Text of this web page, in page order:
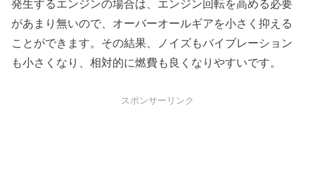
発生するエンジンの場合は、エンジン回転を高める必要
があまり無いので、オーバーオールギアを小さく抑える
ことができます。その結果、ノイズもバイブレーション
も小さくなり、相対的に燃費も良くなりやすいです。
スポンサーリンク